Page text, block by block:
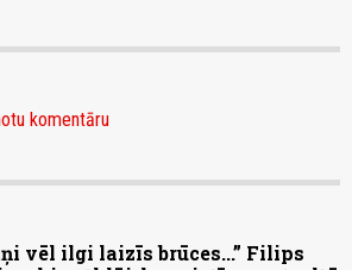
komentāru
vēl ilgi laizīs brūces...” Filips